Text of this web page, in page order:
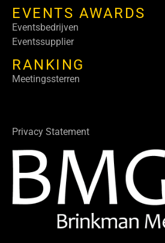
EVENTS AWARDS
Eventsbedrijven
Eventssupplier
RANKING
Meetingssterren
Privacy Statement